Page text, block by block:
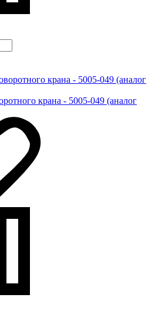
крана - 5005-049 (аналог